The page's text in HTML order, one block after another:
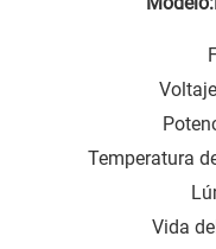
Temperatura
Vida